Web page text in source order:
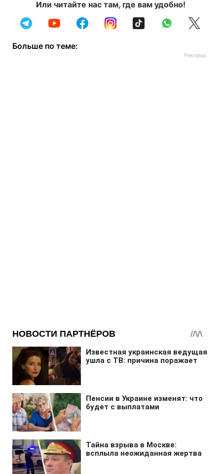
Или читайте нас там, где вам удобно!
Больше по теме: